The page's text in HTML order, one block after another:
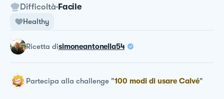
Difficoltà Facile
Healthy
ricetta disimoneantonella54
Partecipa alla challenge "100 modi di usare Calvé"